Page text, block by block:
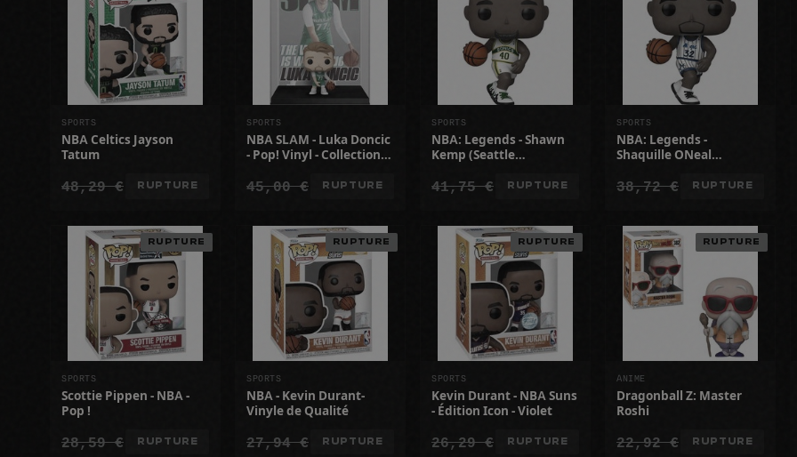
SPORTS
NBA Celtics Jayson
Tatum
48,29 € RUPTURE
SPORTS
NBA SLAM - Luka Doncic
- Pop! Vinyl - Collection
45,00 € RUPTURE
SPORTS
NBA: Legends - Shawn
Kemp (Seattle
41,75 € RUPTURE
SPORTS
NBA: Legends -
Shaquille ONeal
38,72 € RUPTURE
RUPTURE
SPORTS
Scottie Pippen - NBA -
Pop !
28,59 € RUPTURE
RUPTURE
SPORTS
NBA - Kevin Durant-
Vinyle de Qualité
27,94 € RUPTURE
RUPTURE
SPORTS
Kevin Durant - NBA Suns
- Édition Icon - Violet
26,29 € RUPTURE
RUPTURE
ANIME
Dragonball Z: Master
Roshi
22,92 € RUPTURE